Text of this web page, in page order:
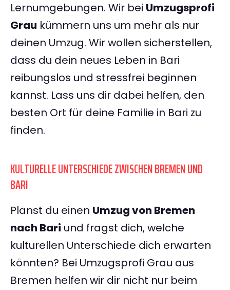
Lernumgebungen. Wir bei Umzugsprofi
Grau kümmern uns um mehr als nur
deinen Umzug. Wir wollen sicherstellen,
dass du dein neues Leben in Bari
reibungslos und stressfrei beginnen
kannst. Lass uns dir dabei helfen, den
besten Ort für deine Familie in Bari zu
finden.
KULTURELLE UNTERSCHIEDE ZWISCHEN BREMEN UND
BARI
Planst du einen Umzug von Bremen
nach Bari und fragst dich, welche
kulturellen Unterschiede dich erwarten
könnten? Bei Umzugsprofi Grau aus
Bremen helfen wir dir nicht nur beim